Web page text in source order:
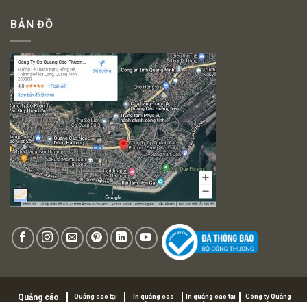
BẢN ĐỒ
Quảng cáo
Quảng cáo tại
In quảng cáo
In quảng cáo tại
Công ty Quảng